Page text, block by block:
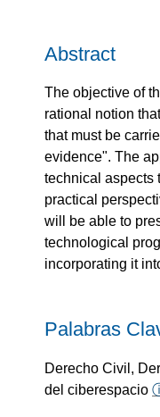
Abstract
The objective of
rational notion
that must be
evidence". The
technical aspects
practical
will be able to
technological
incorporating it
Palabras
Derecho Civil,
del ciberespacio